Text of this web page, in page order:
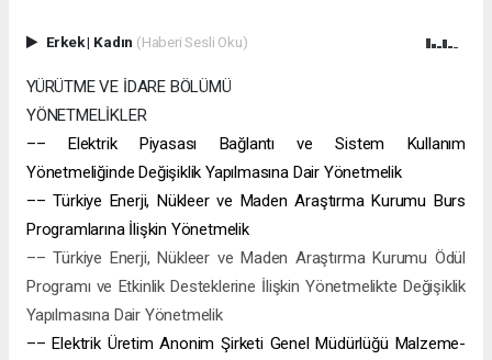
Erkek| Kadın (Haberi Sesli Oku)
YÜRÜTME VE İDARE BÖLÜMÜ
YÖNETMELİKLER
–– Elektrik Piyasası Bağlantı ve Sistem Kullanım
Yönetmeliğinde Değişiklik Yapılmasına Dair Yönetmelik
–– Türkiye Enerji, Nükleer ve Maden Araştırma Kurumu Burs
Programlarına İlişkin Yönetmelik
–– Türkiye Enerji, Nükleer ve Maden Araştırma Kurumu Ödül
Programı ve Etkinlik Desteklerine İlişkin Yönetmelikte Değişiklik
Yapılmasına Dair Yönetmelik
–– Elektrik Üretim Anonim Şirketi Genel Müdürlüğü Malzeme-